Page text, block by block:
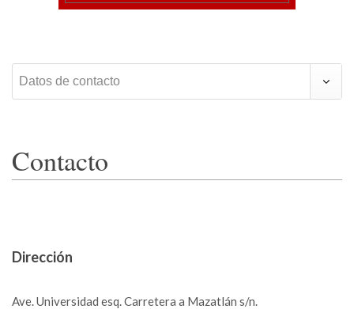
Datos de contacto
Contacto
Dirección
Ave. Universidad esq. Carretera a Mazatlán s/n.